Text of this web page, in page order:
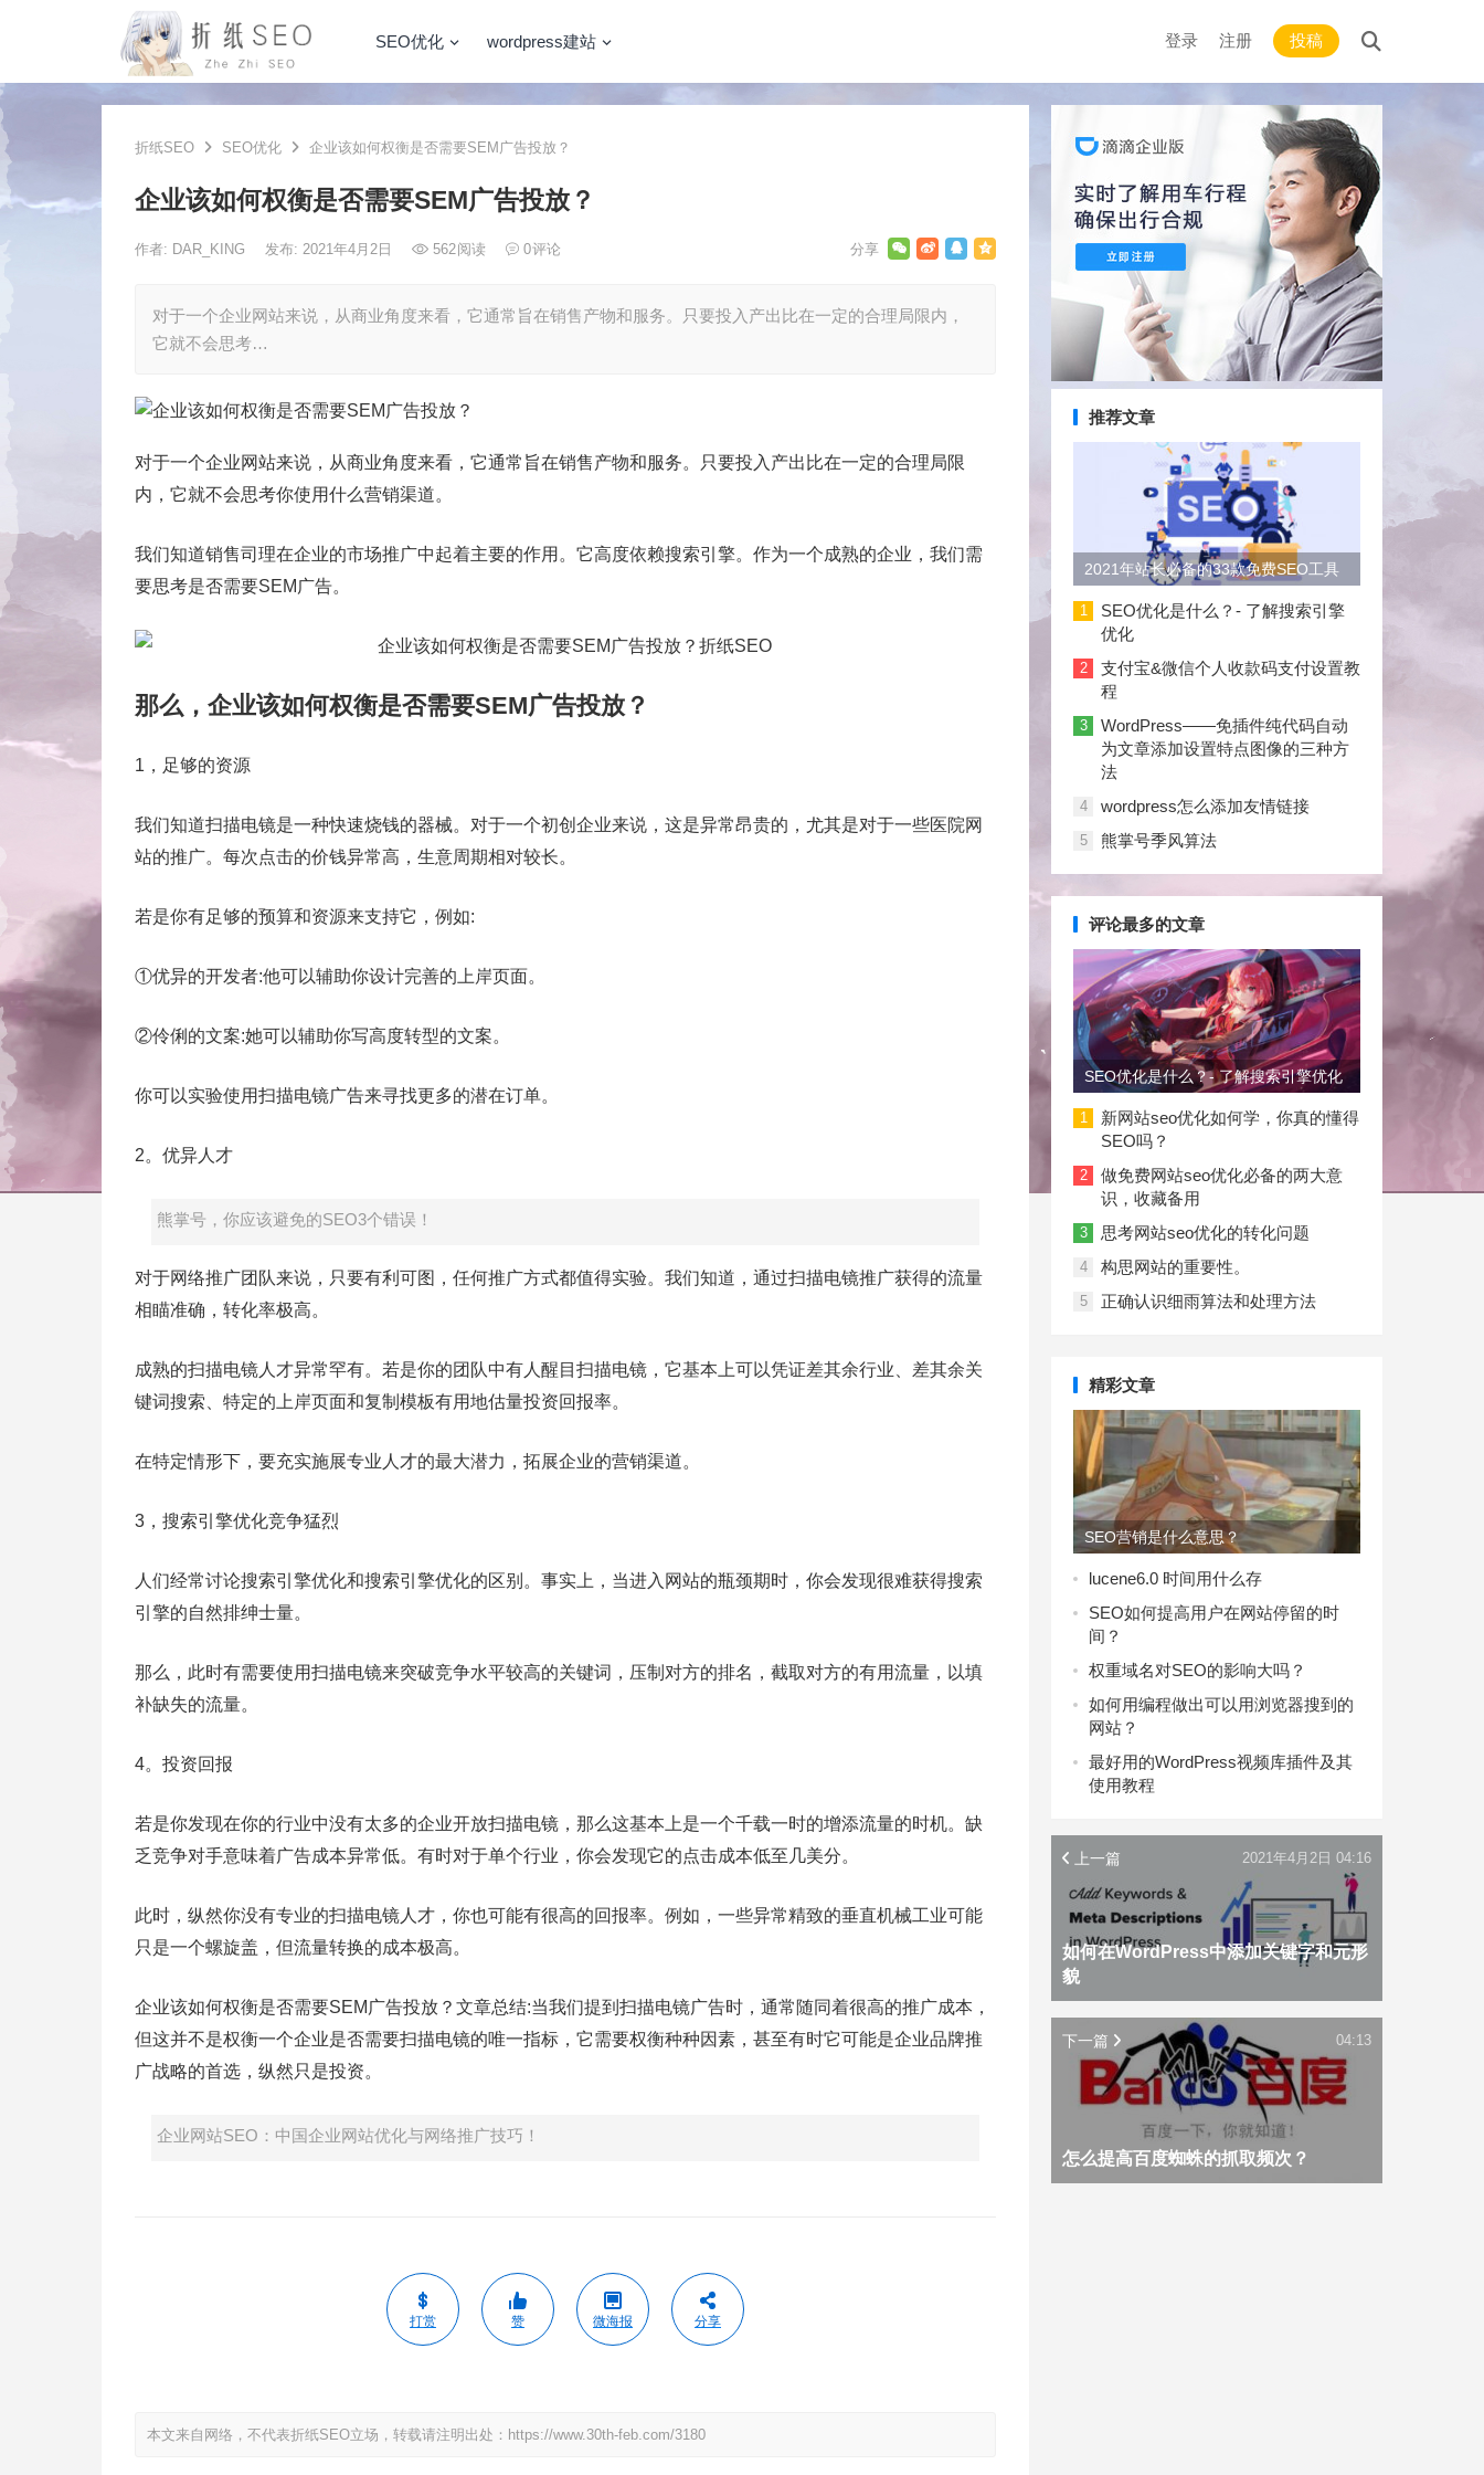
SEO优化 wordpress建站 登录 注册 投稿
折纸SEO SEO优化 企业该如何权衡是否需要SEM广告投放？
企业该如何权衡是否需要SEM广告投放？
作者: DAR_KING 发布: 2021年4月2日 562阅读 0评论
对于一个企业网站来说，从商业角度来看，它通常旨在销售产物和服务。只要投入产出比在一定的合理局限内，
它就不会思考…
对于一个企业网站来说，从商业角度来看，它通常旨在销售产物和服务。只要投入产出比在一定的合理局限
内，它就不会思考你使用什么营销渠道。
我们知道销售司理在企业的市场推广中起着主要的作用。它高度依赖搜索引擎。作为一个成熟的企业，我们需
要思考是否需要SEM广告。
那么，企业该如何权衡是否需要SEM广告投放？
1，足够的资源
我们知道扫描电镜是一种快速烧钱的器械。对于一个初创企业来说，这是异常昂贵的，尤其是对于一些医院网
站的推广。每次点击的价钱异常高，生意周期相对较长。
若是你有足够的预算和资源来支持它，例如:
①优异的开发者:他可以辅助你设计完善的上岸页面。
②伶俐的文案:她可以辅助你写高度转型的文案。
你可以实验使用扫描电镜广告来寻找更多的潜在订单。
2。优异人才
熊掌号，你应该避免的SEO3个错误！
对于网络推广团队来说，只要有利可图，任何推广方式都值得实验。我们知道，通过扫描电镜推广获得的流量
相瞄准确，转化率极高。
成熟的扫描电镜人才异常罕有。若是你的团队中有人醒目扫描电镜，它基本上可以凭证差其余行业、差其余关
键词搜索、特定的上岸页面和复制模板有用地估量投资回报率。
在特定情形下，要充实施展专业人才的最大潜力，拓展企业的营销渠道。
3，搜索引擎优化竞争猛烈
人们经常讨论搜索引擎优化和搜索引擎优化的区别。事实上，当进入网站的瓶颈期时，你会发现很难获得搜索
引擎的自然排绅士量。
那么，此时有需要使用扫描电镜来突破竞争水平较高的关键词，压制对方的排名，截取对方的有用流量，以填
补缺失的流量。
4。投资回报
若是你发现在你的行业中没有太多的企业开放扫描电镜，那么这基本上是一个千载一时的增添流量的时机。缺
乏竞争对手意味着广告成本异常低。有时对于单个行业，你会发现它的点击成本低至几美分。
此时，纵然你没有专业的扫描电镜人才，你也可能有很高的回报率。例如，一些异常精致的垂直机械工业可能
只是一个螺旋盖，但流量转换的成本极高。
企业该如何权衡是否需要SEM广告投放？文章总结:当我们提到扫描电镜广告时，通常随同着很高的推广成本，
但这并不是权衡一个企业是否需要扫描电镜的唯一指标，它需要权衡种种因素，甚至有时它可能是企业品牌推
广战略的首选，纵然只是投资。
企业网站SEO：中国企业网站优化与网络推广技巧！
打赏 赞 微海报 分享
本文来自网络，不代表折纸SEO立场，转载请注明出处： https://www.30th-feb.com/3180
推荐文章
2021年站长必备的33款免费SEO工具
大合集
1
SEO优化是什么？- 了解搜索引擎
优化
2
支付宝&微信个人收款码支付设置教
程
3
WordPress——免插件纯代码自动
为文章添加设置特点图像的三种方
法
4 wordpress怎么添加友情链接
5 熊掌号季风算法
评论最多的文章
SEO优化是什么？- 了解搜索引擎优化
1
新网站seo优化如何学，你真的懂得
SEO吗？
2
做免费网站seo优化必备的两大意
识，收藏备用
3 思考网站seo优化的转化问题
4 构思网站的重要性。
5 正确认识细雨算法和处理方法
精彩文章
SEO营销是什么意思？
lucene6.0 时间用什么存
SEO如何提高用户在网站停留的时
间？
权重域名对SEO的影响大吗？
如何用编程做出可以用浏览器搜到的
网站？
最好用的WordPress视频库插件及其
使用教程
上一篇
如何在WordPress中添加关键字和元形
貌
2021年4月2日 04:16
下一篇
怎么提高百度蜘蛛的抓取频次？
04:13